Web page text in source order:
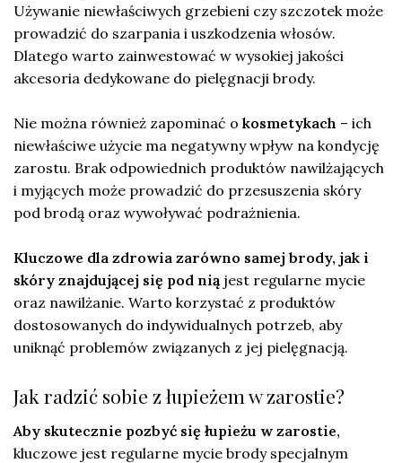
Używanie niewłaściwych grzebieni czy szczotek może
prowadzić do szarpania i uszkodzenia włosów.
Dlatego warto zainwestować w wysokiej jakości
akcesoria dedykowane do pielęgnacji brody.
Nie można również zapominać o kosmetykach – ich
niewłaściwe użycie ma negatywny wpływ na kondycję
zarostu. Brak odpowiednich produktów nawilżających
i myjących może prowadzić do przesuszenia skóry
pod brodą oraz wywoływać podrażnienia.
Kluczowe dla zdrowia zarówno samej brody, jak i
skóry znajdującej się pod nią jest regularne mycie
oraz nawilżanie. Warto korzystać z produktów
dostosowanych do indywidualnych potrzeb, aby
uniknąć problemów związanych z jej pielęgnacją.
Jak radzić sobie z łupieżem w zarostie?
Aby skutecznie pozbyć się łupieżu w zarostie,
kluczowe jest regularne mycie brody specjalnym